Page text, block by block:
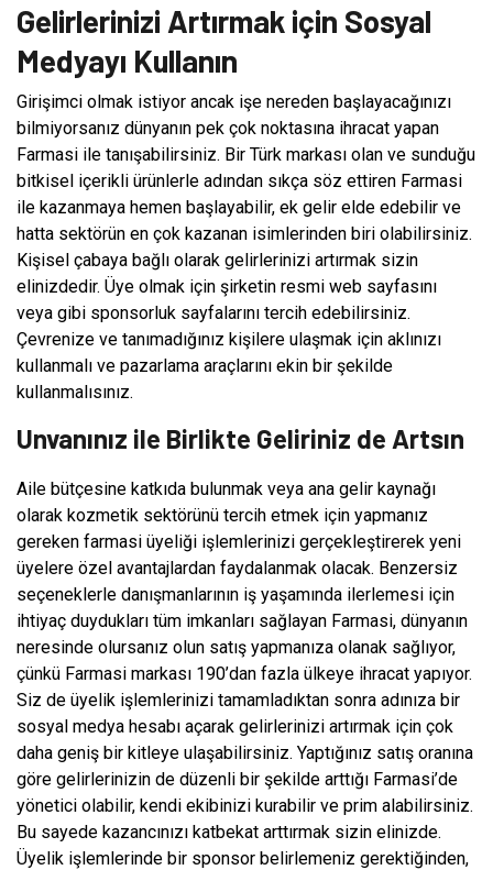
Gelirlerinizi Artırmak için Sosyal
Medyayı Kullanın
Girişimci olmak istiyor ancak işe nereden başlayacağınızı
bilmiyorsanız dünyanın pek çok noktasına ihracat yapan
Farmasi ile tanışabilirsiniz. Bir Türk markası olan ve sunduğu
bitkisel içerikli ürünlerle adından sıkça söz ettiren Farmasi
ile kazanmaya hemen başlayabilir, ek gelir elde edebilir ve
hatta sektörün en çok kazanan isimlerinden biri olabilirsiniz.
Kişisel çabaya bağlı olarak gelirlerinizi artırmak sizin
elinizdedir. Üye olmak için şirketin resmi web sayfasını
veya gibi sponsorluk sayfalarını tercih edebilirsiniz.
Çevrenize ve tanımadığınız kişilere ulaşmak için aklınızı
kullanmalı ve pazarlama araçlarını ekin bir şekilde
kullanmalısınız.
Unvanınız ile Birlikte Geliriniz de Artsın
Aile bütçesine katkıda bulunmak veya ana gelir kaynağı
olarak kozmetik sektörünü tercih etmek için yapmanız
gereken farmasi üyeliği işlemlerinizi gerçekleştirerek yeni
üyelere özel avantajlardan faydalanmak olacak. Benzersiz
seçeneklerle danışmanlarının iş yaşamında ilerlemesi için
ihtiyaç duydukları tüm imkanları sağlayan Farmasi, dünyanın
neresinde olursanız olun satış yapmanıza olanak sağlıyor,
çünkü Farmasi markası 190’dan fazla ülkeye ihracat yapıyor.
Siz de üyelik işlemlerinizi tamamladıktan sonra adınıza bir
sosyal medya hesabı açarak gelirlerinizi artırmak için çok
daha geniş bir kitleye ulaşabilirsiniz. Yaptığınız satış oranına
göre gelirlerinizin de düzenli bir şekilde arttığı Farmasi’de
yönetici olabilir, kendi ekibinizi kurabilir ve prim alabilirsiniz.
Bu sayede kazancınızı katbekat arttırmak sizin elinizde.
Üyelik işlemlerinde bir sponsor belirlemeniz gerektiğinden,